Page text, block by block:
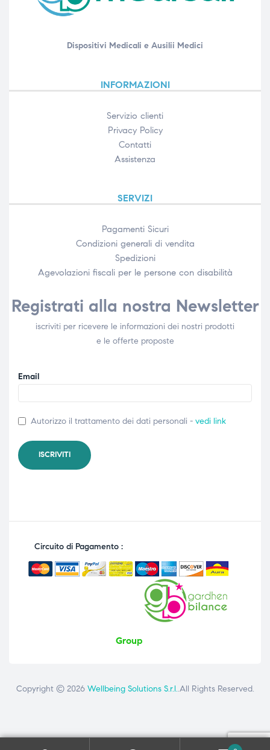
Dispositivi Medicali e Ausilii Medici
INFORMAZIONI
Servizio clienti
Privacy Policy
Contatti
Assistenza
SERVIZI
Pagamenti Sicuri
Condizioni generali di vendita
Spedizioni
Agevolazioni fiscali per le persone con disabilità​
Registrati alla nostra Newsletter
iscriviti per ricevere le informazioni dei nostri prodotti
e le offerte proposte
Email
Autorizzo il trattamento dei dati personali - vedi link
Circuito di Pagamento :
Group
Copyright © 2026 Wellbeing Solutions S.r.l..All Rights Reserved.